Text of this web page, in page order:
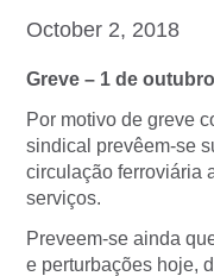
October 2, 2018
Greve – 1 de outubro
Por motivo de greve
sindical prevêem-se
circulação ferroviária
serviços.
Preveem-se ainda
e perturbações hoje,